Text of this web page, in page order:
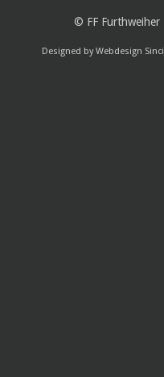
© FF Furthweiher
Designed byWebdesign Sinci